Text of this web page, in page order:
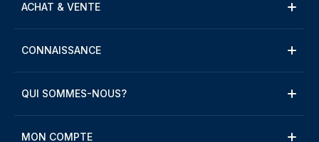
ACHAT & VENTE
CONNAISSANCE
QUI SOMMES-NOUS?
MON COMPTE